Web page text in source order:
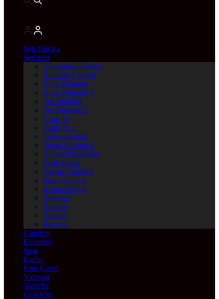
Son Dakika
Servisler
Vizyondaki Filmler
Haftanin Filmleri
Hava Durumu
Hava Durumu 2
Yol Durumu
Yol Durumu 2
Canlı Tv
Canlı Tv 2
Yayın Akışları
Yayın Akışları 2
Nöbetçi Eczaneler
Canlı Borsa
Namaz Vakitleri
Puan Durumu
Kripto Paralar
Dövizler
Hisseler
Altınlar
Pariteler
Gündem
Ekonomi
Spor
Kadın
Foto Galeri
Videolar
Yazarlar
Gazeteler